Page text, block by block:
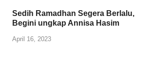
Sedih Ramadhan Segera Berlalu,
Begini ungkap Annisa Hasim
April 16, 2023